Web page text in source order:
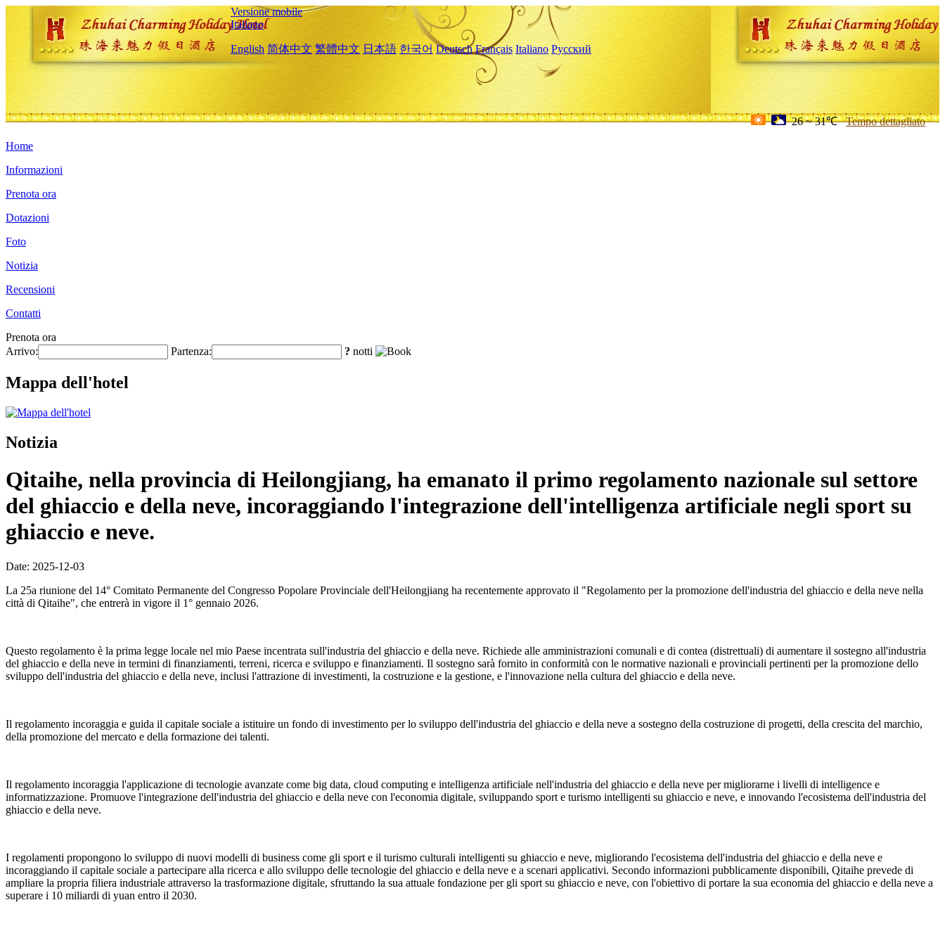
Versione mobile
Italiano
English 简体中文 繁體中文 日本語 한국어 Deutsch Français Italiano Русский
26 ~ 31℃ Tempo dettagliato
Home
Informazioni
Prenota ora
Dotazioni
Foto
Notizia
Recensioni
Contatti
Prenota ora
Arrivo:
Partenza: ? notti
Mappa dell'hotel
Notizia
Qitaihe, nella provincia di Heilongjiang, ha emanato il primo regolamento nazionale sul settore
del ghiaccio e della neve, incoraggiando l'integrazione dell'intelligenza artificiale negli sport su
ghiaccio e neve.
Date: 2025-12-03
La 25a riunione del 14° Comitato Permanente del Congresso Popolare Provinciale dell'Heilongjiang ha recentemente approvato il "Regolamento per la promozione dell'industria del ghiaccio e della neve nella
città di Qitaihe", che entrerà in vigore il 1° gennaio 2026.
Questo regolamento è la prima legge locale nel mio Paese incentrata sull'industria del ghiaccio e della neve. Richiede alle amministrazioni comunali e di contea (distrettuali) di aumentare il sostegno all'industria
del ghiaccio e della neve in termini di finanziamenti, terreni, ricerca e sviluppo e finanziamenti. Il sostegno sarà fornito in conformità con le normative nazionali e provinciali pertinenti per la promozione dello
sviluppo dell'industria del ghiaccio e della neve, inclusi l'attrazione di investimenti, la costruzione e la gestione, e l'innovazione nella cultura del ghiaccio e della neve.
Il regolamento incoraggia e guida il capitale sociale a istituire un fondo di investimento per lo sviluppo dell'industria del ghiaccio e della neve a sostegno della costruzione di progetti, della crescita del marchio,
della promozione del mercato e della formazione dei talenti.
Il regolamento incoraggia l'applicazione di tecnologie avanzate come big data, cloud computing e intelligenza artificiale nell'industria del ghiaccio e della neve per migliorarne i livelli di intelligence e
informatizzazione. Promuove l'integrazione dell'industria del ghiaccio e della neve con l'economia digitale, sviluppando sport e turismo intelligenti su ghiaccio e neve, e innovando l'ecosistema dell'industria del
ghiaccio e della neve.
I regolamenti propongono lo sviluppo di nuovi modelli di business come gli sport e il turismo culturali intelligenti su ghiaccio e neve, migliorando l'ecosistema dell'industria del ghiaccio e della neve e
incoraggiando il capitale sociale a partecipare alla ricerca e allo sviluppo delle tecnologie del ghiaccio e della neve e a scenari applicativi. Secondo informazioni pubblicamente disponibili, Qitaihe prevede di
ampliare la propria filiera industriale attraverso la trasformazione digitale, sfruttando la sua attuale fondazione per gli sport su ghiaccio e neve, con l'obiettivo di portare la sua economia del ghiaccio e della neve a
superare i 10 miliardi di yuan entro il 2030.